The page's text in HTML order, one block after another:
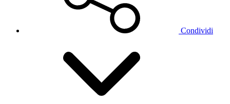
Condividi